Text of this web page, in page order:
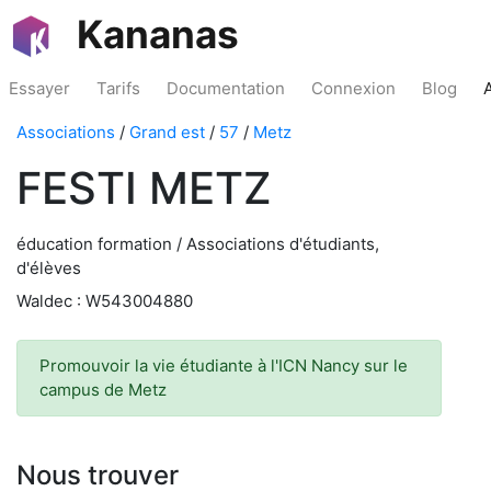
Kananas
Essayer Tarifs Documentation Connexion Blog
Associations / Grand est / 57 / Metz
FESTI METZ
éducation formation / Associations d'étudiants,
d'élèves
Waldec : W543004880
Promouvoir la vie étudiante à l'ICN Nancy sur le
campus de Metz
Nous trouver